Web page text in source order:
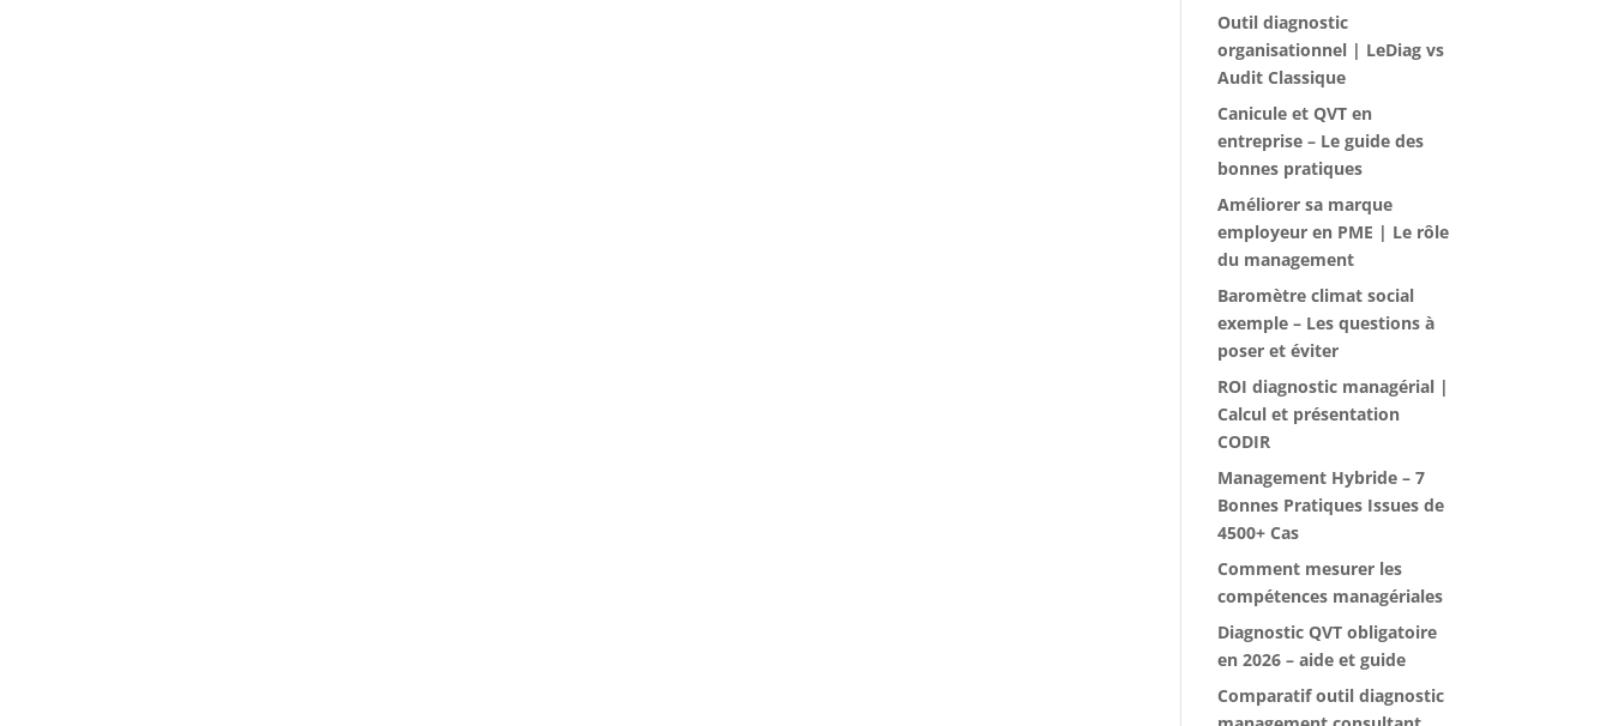
Outil diagnostic
organisationnel | LeDiag vs
Audit Classique
Canicule et QVT en
entreprise – Le guide des
bonnes pratiques
Améliorer sa marque
employeur en PME | Le rôle
du management
Baromètre climat social
exemple – Les questions à
poser et éviter
ROI diagnostic managérial |
Calcul et présentation
CODIR
Management Hybride – 7
Bonnes Pratiques Issues de
4500+ Cas
Comment mesurer les
compétences managériales
Diagnostic QVT obligatoire
en 2026 – aide et guide
Comparatif outil diagnostic